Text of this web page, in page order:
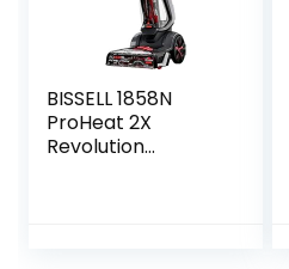
BISSELL 1858N
ProHeat 2X
Revolution